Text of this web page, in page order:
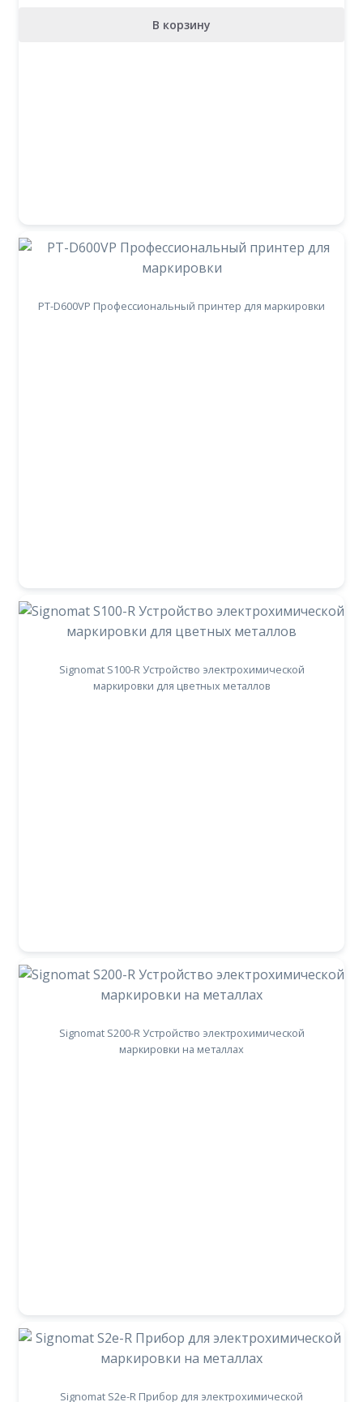
В корзину
PT-D600VP Профессиональный принтер для маркировки
Signomat S100-R Устройство электрохимической
маркировки для цветных металлов
Signomat S200-R Устройство электрохимической
маркировки на металлах
Signomat S2e-R Прибор для электрохимической